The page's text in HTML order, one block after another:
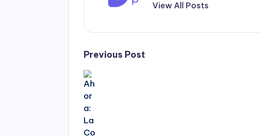
View All Posts
Post
navigation
Previous Post